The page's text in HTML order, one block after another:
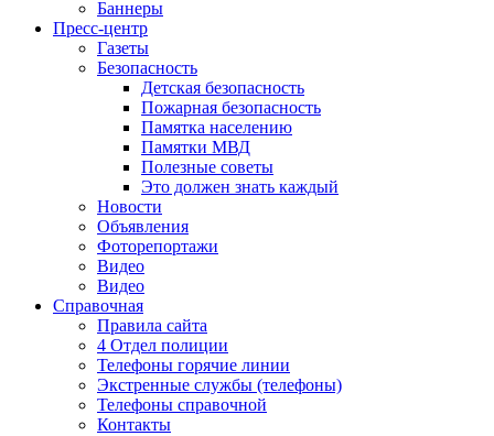
Баннеры
Пресс-центр
Газеты
Безопасность
Детская безопасность
Пожарная безопасность
Памятка населению
Памятки МВД
Полезные советы
Это должен знать каждый
Новости
Объявления
Фоторепортажи
Видео
Видео
Справочная
Правила сайта
4 Отдел полиции
Телефоны горячие линии
Экстренные службы (телефоны)
Телефоны справочной
Контакты